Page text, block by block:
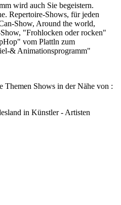
wird auch Sie begeistern.
Repertoire-Shows, für jeden
Show, Around the world,
"Frohlocken oder rocken"
vom Plattln zum
& Animationsprogramm"
Themen Shows in der Nähe von :
in Künstler - Artisten